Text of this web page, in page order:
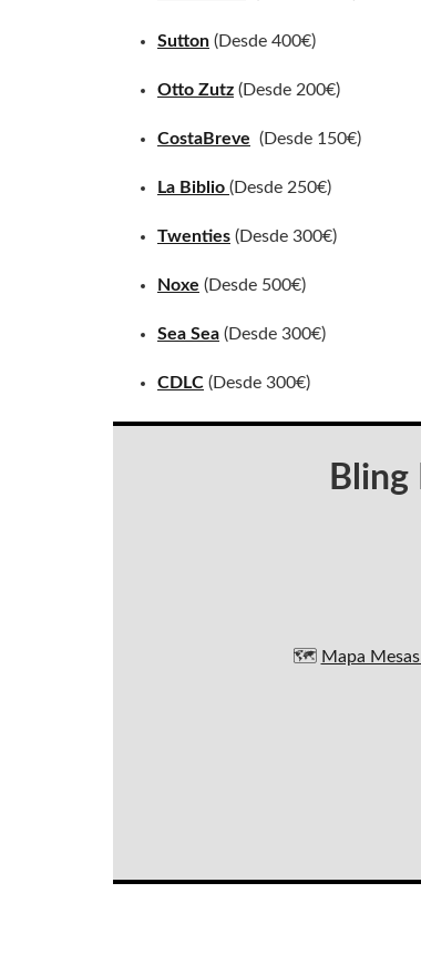
Sutton (Desde 400€)
Otto Zutz (Desde 200€)
CostaBreve (Desde 150€)
La Biblio (Desde 250€)
Twenties (Desde 300€)
Noxe (Desde 500€)
Sea Sea (Desde 300€)
CDLC (Desde 300€)
Bling
🗺️ Mapa